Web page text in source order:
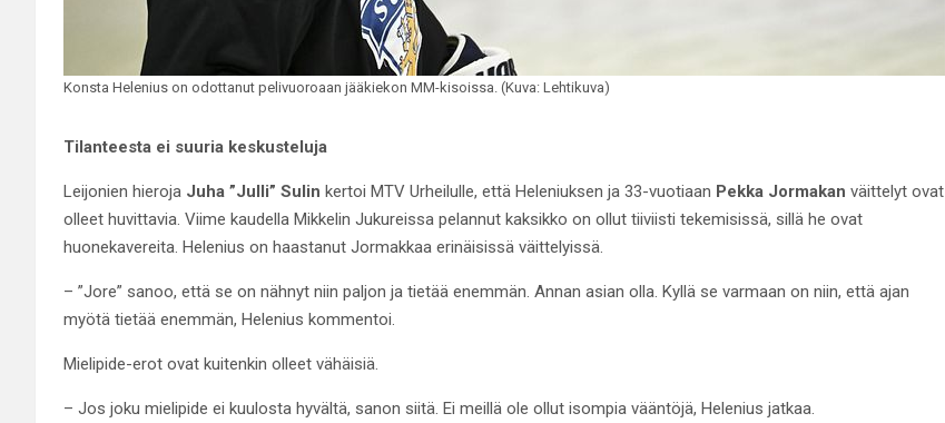
Konsta Helenius on odottanut pelivuoroaan jääkiekon MM-kisoissa. (Kuva: Lehtikuva)
Tilanteesta ei suuria keskusteluja
Leijonien hieroja Juha ”Julli” Sulin kertoi MTV Urheilulle, että Heleniuksen ja 33-vuotiaan Pekka Jormakan väittelyt ovat
olleet huvittavia. Viime kaudella Mikkelin Jukureissa pelannut kaksikko on ollut tiiviisti tekemisissä, sillä he ovat
huonekavereita. Helenius on haastanut Jormakkaa erinäisissä väittelyissä.
– ”Jore” sanoo, että se on nähnyt niin paljon ja tietää enemmän. Annan asian olla. Kyllä se varmaan on niin, että ajan
myötä tietää enemmän, Helenius kommentoi.
Mielipide-erot ovat kuitenkin olleet vähäisiä.
– Jos joku mielipide ei kuulosta hyvältä, sanon siitä. Ei meillä ole ollut isompia vääntöjä, Helenius jatkaa.